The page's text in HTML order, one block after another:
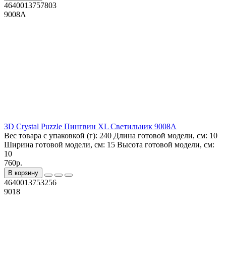
4640013757803
9008A
3D Crystal Puzzle Пингвин XL Светильник 9008A
Вес товара с упаковкой (г): 240 Длина готовой модели, см: 10
Ширина готовой модели, см: 15 Высота готовой модели, см:
10
760р.
В корзину
4640013753256
9018